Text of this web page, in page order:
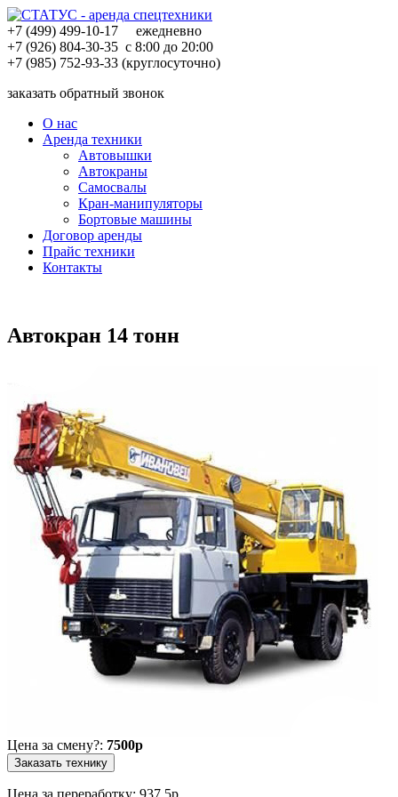
+7 (499) 499-10-17 ежедневно
+7 (926) 804-30-35 c 8:00 до 20:00
+7 (985) 752-93-33 (круглосуточно)
заказать обратный звонок
О нас
Аренда техники
Автовышки
Автокраны
Самосвалы
Кран-манипуляторы
Бортовые машины
Договор аренды
Прайс техники
Контакты
Автокран 14 тонн
Цена за смену?: 7500p
Цена за переработку: 937.5p